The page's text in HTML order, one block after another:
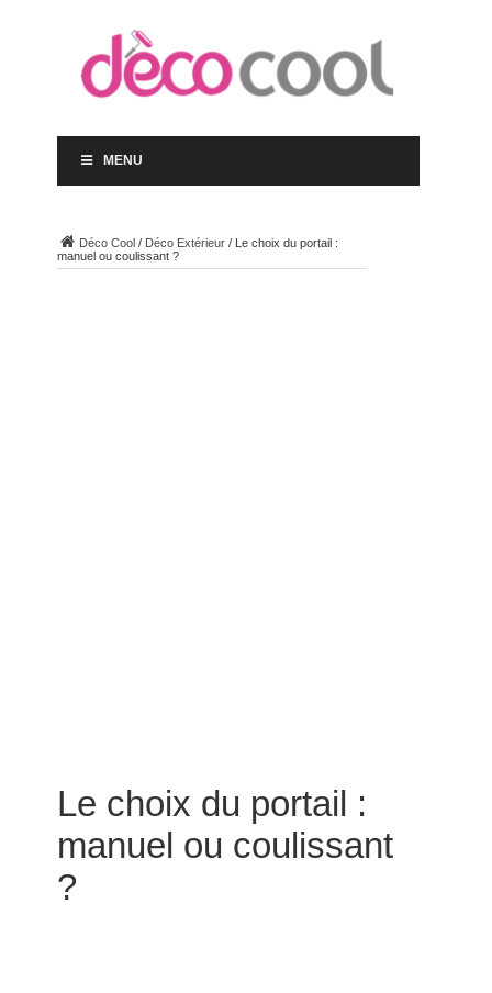
MENU
Déco Cool/ Déco Extérieur/ Le choix du portail :
manuel ou coulissant ?
Le choix du portail :
manuel ou coulissant
?